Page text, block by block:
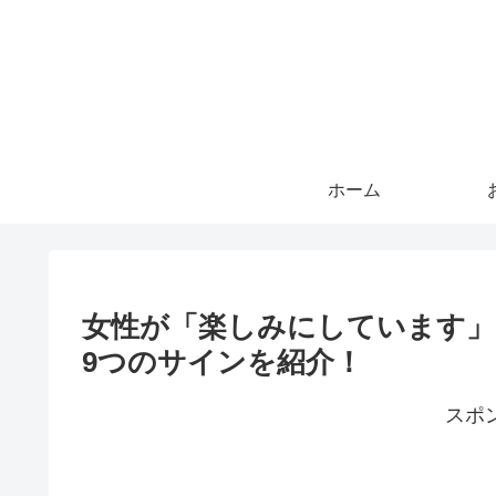
ホーム
女性が「楽しみにしています
9つのサインを紹介！
スポ